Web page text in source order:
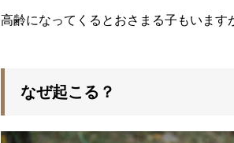
高齢になってくるとおさまる子もいます
なぜ起こる？